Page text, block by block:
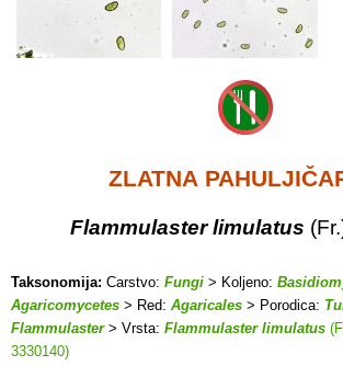
ZLATNA
Flammulaster limulatus
Taksonomija: Carstvo: Fungi > Koljeno:
Agaricomycetes > Red: Agaricales > Porodica:
Flammulaster> Vrsta: Flammulaster limulatus
3330140)